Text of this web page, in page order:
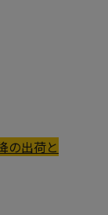
の出荷と